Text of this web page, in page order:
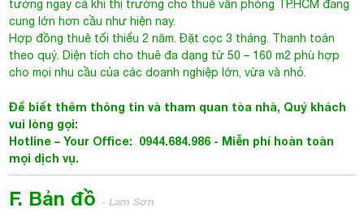
tưởng ngay cả khi thị trường cho thuê văn phòng TP.HCM đang
cung lớn hơn cầu như hiện nay.
Hợp đồng thuê tối thiểu 2 năm. Đặt cọc 3 tháng. Thanh toán
theo quý. Diện tích cho thuê đa dạng từ 50 – 160 m2 phù hợp
cho mọi nhu cầu của các doanh nghiệp lớn, vừa và nhỏ.
Để biết thêm thông tin và tham quan tòa nhà, Quý khách
vui lòng gọi:
Hotline – Your Office: 0944.684.986 - Miễn phí hoàn toàn
mọi dịch vụ.
F. Bản đồ- Lam Sơn